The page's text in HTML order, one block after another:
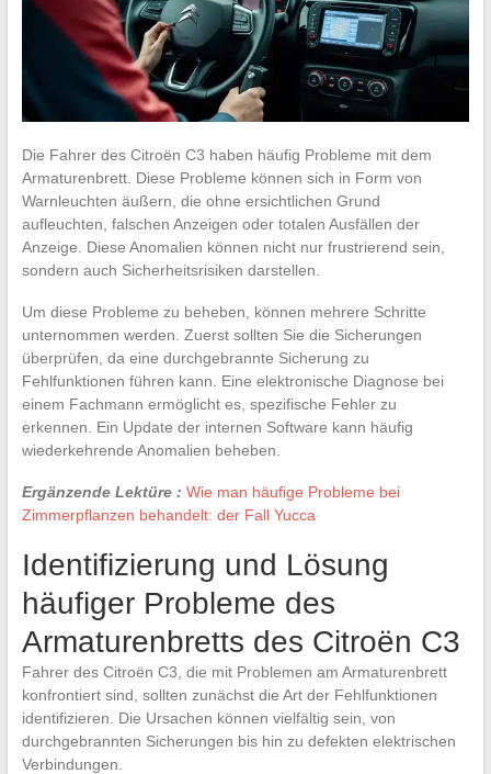
Die Fahrer des Citroën C3 haben häufig Probleme mit dem
Armaturenbrett. Diese Probleme können sich in Form von
Warnleuchten äußern, die ohne ersichtlichen Grund
aufleuchten, falschen Anzeigen oder totalen Ausfällen der
Anzeige. Diese Anomalien können nicht nur frustrierend sein,
sondern auch Sicherheitsrisiken darstellen.
Um diese Probleme zu beheben, können mehrere Schritte
unternommen werden. Zuerst sollten Sie die Sicherungen
überprüfen, da eine durchgebrannte Sicherung zu
Fehlfunktionen führen kann. Eine elektronische Diagnose bei
einem Fachmann ermöglicht es, spezifische Fehler zu
erkennen. Ein Update der internen Software kann häufig
wiederkehrende Anomalien beheben.
Ergänzende Lektüre : Wie man häufige Probleme bei
Zimmerpflanzen behandelt: der Fall Yucca
Identifizierung und Lösung
häufiger Probleme des
Armaturenbretts des Citroën C3
Fahrer des Citroën C3, die mit Problemen am Armaturenbrett
konfrontiert sind, sollten zunächst die Art der Fehlfunktionen
identifizieren. Die Ursachen können vielfältig sein, von
durchgebrannten Sicherungen bis hin zu defekten elektrischen
Verbindungen.